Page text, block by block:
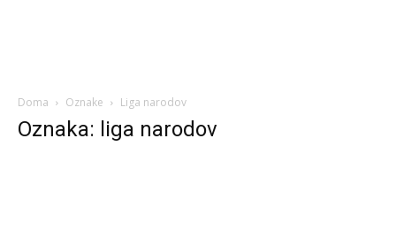
Doma Oznake Liga narodov
Oznaka: liga narodov